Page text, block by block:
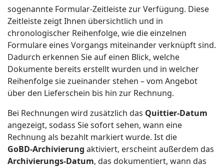
sogenannte Formular‑Zeitleiste zur Verfügung. Diese
Zeitleiste zeigt Ihnen übersichtlich und in
chronologischer Reihenfolge, wie die einzelnen
Formulare eines Vorgangs miteinander verknüpft sind.
Dadurch erkennen Sie auf einen Blick, welche
Dokumente bereits erstellt wurden und in welcher
Reihenfolge sie zueinander stehen – vom Angebot
über den Lieferschein bis hin zur Rechnung.
Bei Rechnungen wird zusätzlich das Quittier‑Datum
angezeigt, sodass Sie sofort sehen, wann eine
Rechnung als bezahlt markiert wurde. Ist die
GoBD‑Archivierung aktiviert, erscheint außerdem das
Archivierungs‑Datum, das dokumentiert, wann das